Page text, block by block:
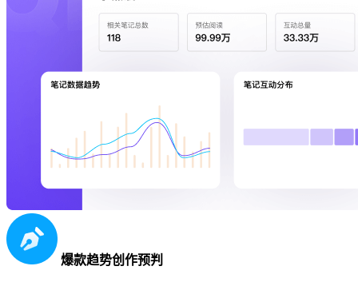
爆款趋势创作预判